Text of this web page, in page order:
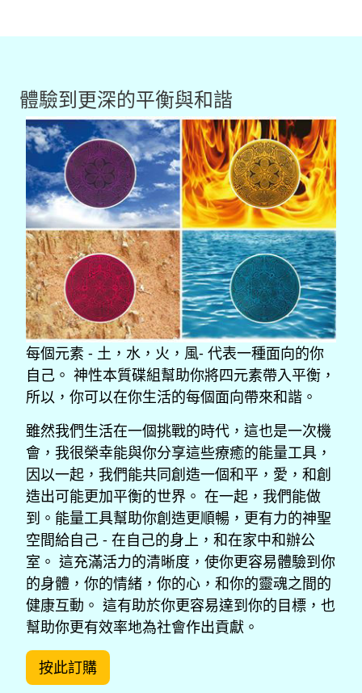
體驗到更深的平衡與和諧
每個元素 - 土，水，火，風- 代表一種面向的你
自己。 神性本質碟組幫助你將四元素帶入平衡，
所以，你可以在你生活的每個面向帶來和諧。
雖然我們生活在一個挑戰的時代，這也是一次機
會，我很榮幸能與你分享這些療癒的能量工具，
因以一起，我們能共同創造一個和平，愛，和創
造出可能更加平衡的世界。 在一起，我們能做
到。能量工具幫助你創造更順暢，更有力的神聖
空間給自己 - 在自己的身上，和在家中和辦公
室。 這充滿活力的清晰度，使你更容易體驗到你
的身體，你的情緒，你的心，和你的靈魂之間的
健康互動。 這有助於你更容易達到你的目標，也
幫助你更有效率地為社會作出貢獻。
按此訂購